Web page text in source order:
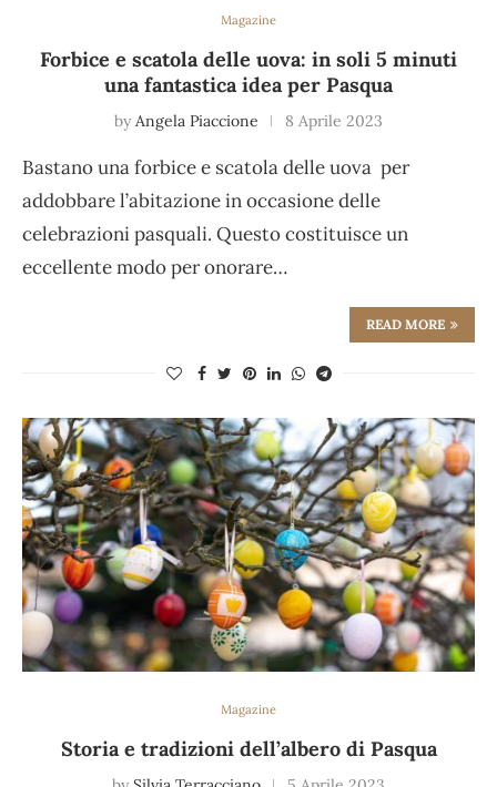
Magazine
Forbice e scatola delle uova: in soli 5 minuti
una fantastica idea per Pasqua
by Angela Piaccione 8 Aprile 2023
Bastano una forbice e scatola delle uova per
addobbare l’abitazione in occasione delle
celebrazioni pasquali. Questo costituisce un
eccellente modo per onorare…
READ MORE
Magazine
Storia e tradizioni dell’albero di Pasqua